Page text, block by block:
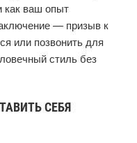
как ваш опыт
— призыв к
или позвонить для
стиль без
СЕБЯ